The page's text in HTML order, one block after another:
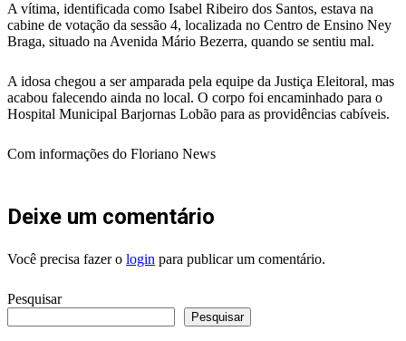
A vítima, identificada como Isabel Ribeiro dos Santos, estava na
cabine de votação da sessão 4, localizada no Centro de Ensino Ney
Braga, situado na Avenida Mário Bezerra, quando se sentiu mal.
A idosa chegou a ser amparada pela equipe da Justiça Eleitoral, mas
acabou falecendo ainda no local. O corpo foi encaminhado para o
Hospital Municipal Barjornas Lobão para as providências cabíveis.
Com informações do Floriano News
Deixe um comentário
Você precisa fazer o login para publicar um comentário.
Pesquisar
Pesquisar